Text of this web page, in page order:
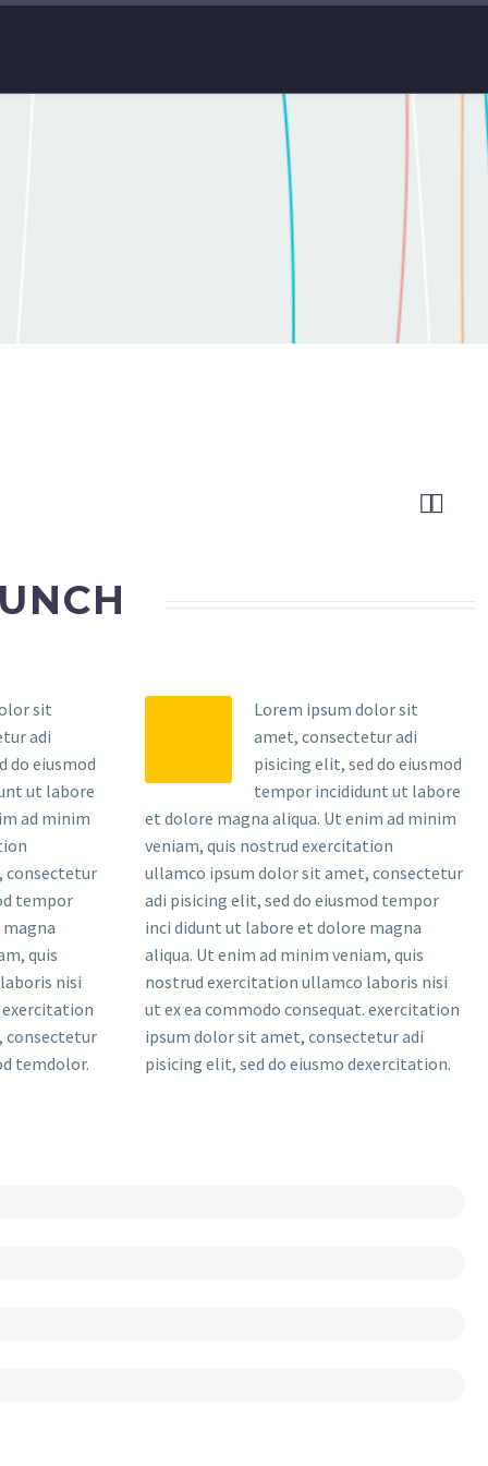

sit
adi
do eiusmod
ut labore
ad minim
consectetur
tempor
quis
nisi
exercitation
consectetur
temdolor.
Lorem ipsum dolor sit
amet, consectetur adi
pisicing elit, sed do eiusmod
tempor incididunt ut labore
et dolore magna aliqua. Ut enim ad minim
veniam, quis nostrud exercitation
ullamco ipsum dolor sit amet, consectetur
adi pisicing elit, sed do eiusmod tempor
inci didunt ut labore et dolore magna
aliqua. Ut enim ad minim veniam, quis
nostrud exercitation ullamco laboris nisi
ut ex ea commodo consequat. exercitation
ipsum dolor sit amet, consectetur adi
pisicing elit, sed do eiusmo dexercitation.